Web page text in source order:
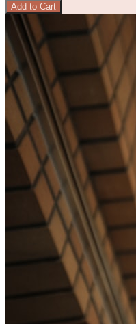
Add to Cart